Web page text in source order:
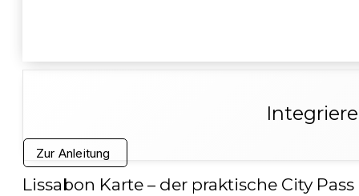
Zur Anleitung
Lissabon Karte – der praktische City Pass